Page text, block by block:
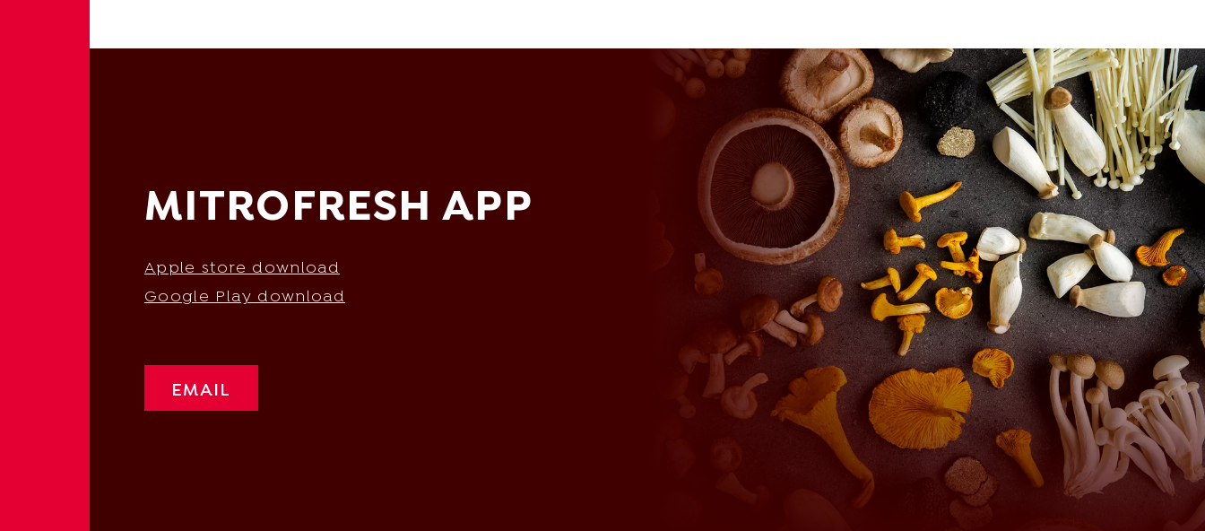
MITROFRESH APP
Apple store download
Google Play download
EMAIL